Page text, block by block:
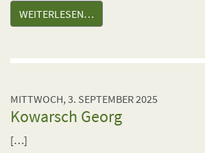
WEITERLESEN…
MITTWOCH, 3. SEPTEMBER 2025
Kowarsch Georg
[…]